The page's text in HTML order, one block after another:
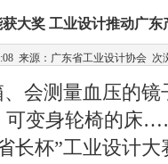
大奖 工业设计推动广东
来源：广东省工业设计协会 次
测量血压的镜
可变身轮椅的床
长杯”工业设计